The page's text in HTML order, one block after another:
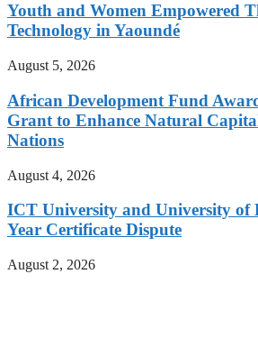
Youth and Women Empowered
Technology in Yaoundé
August 5, 2026
African Development Fund
Grant to Enhance Natural
Nations
August 4, 2026
ICT University and University of
Year Certificate Dispute
August 2, 2026